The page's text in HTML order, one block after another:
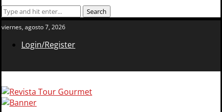
viernes, agosto 7, 2026
Login/Register